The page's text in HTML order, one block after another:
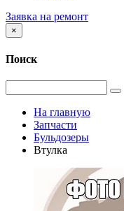
Заявка на ремонт
×
Поиск
На главную
Запчасти
Бульдозеры
Втулка